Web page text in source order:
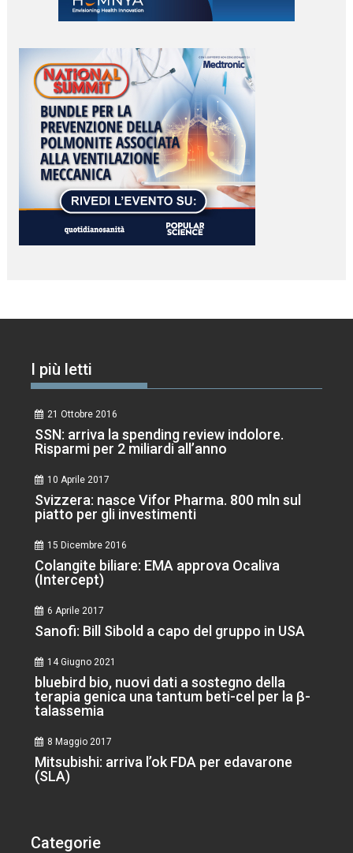
I più letti
21 Ottobre 2016
SSN: arriva la spending review indolore.
Risparmi per 2 miliardi all’anno
10 Aprile 2017
Svizzera: nasce Vifor Pharma. 800 mln sul
piatto per gli investimenti
15 Dicembre 2016
Colangite biliare: EMA approva Ocaliva
(Intercept)
6 Aprile 2017
Sanofi: Bill Sibold a capo del gruppo in USA
14 Giugno 2021
bluebird bio, nuovi dati a sostegno della
terapia genica una tantum beti-cel per la β-
talassemia
8 Maggio 2017
Mitsubishi: arriva l’ok FDA per edavarone
(SLA)
Categorie